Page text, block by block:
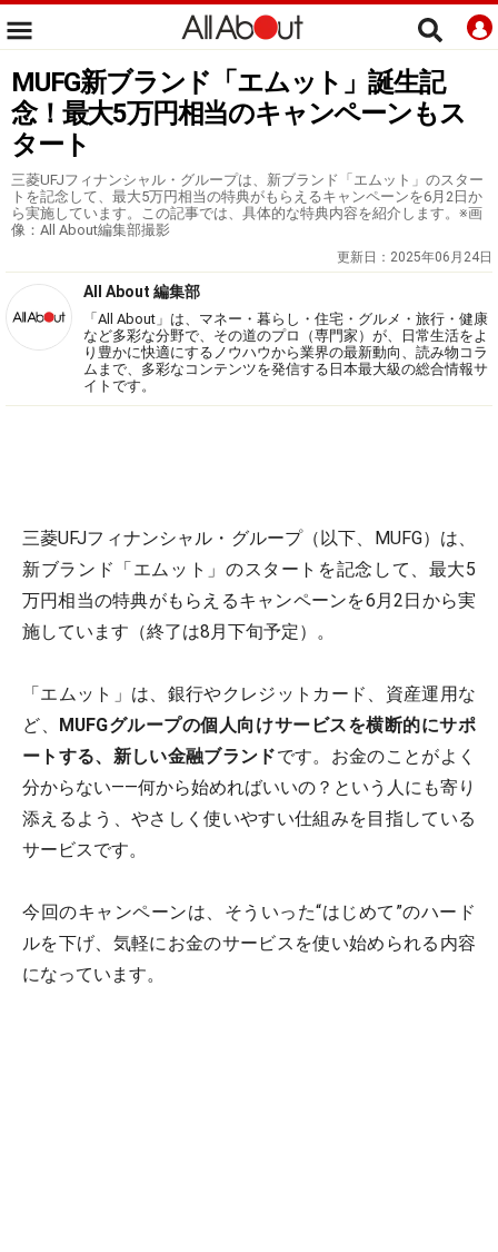
MUFG新ブランド「エムット」誕生記
念！最大5万円相当のキャンペーンもス
タート
三菱UFJフィナンシャル・グループは、新ブランド「エムット」のスター
トを記念して、最大5万円相当の特典がもらえるキャンペーンを6月2日か
ら実施しています。この記事では、具体的な特典内容を紹介します。※画
像：All About編集部撮影
更新日： 2025年06月24日
All About 編集部
「All About」は、マネー・暮らし・住宅・グルメ・旅行・健康
など多彩な分野で、その道のプロ（専門家）が、日常生活をよ
り豊かに快適にするノウハウから業界の最新動向、読み物コラ
ムまで、多彩なコンテンツを発信する日本最大級の総合情報サ
イトです。
三菱UFJフィナンシャル・グループ（以下、MUFG）は、
新ブランド「エムット」のスタートを記念して、最大5
万円相当の特典がもらえるキャンペーンを6月2日から実
施しています（終了は8月下旬予定）。
「エムット」は、銀行やクレジットカード、資産運用な
ど、 MUFGグループの個人向けサービスを横断的にサポ
ートする、新しい金融ブランドです。お金のことがよく
分からない――何から始めればいいの？という人にも寄り
添えるよう、やさしく使いやすい仕組みを目指している
サービスです。
今回のキャンペーンは、そういった“はじめて”のハード
ルを下げ、気軽にお金のサービスを使い始められる内容
になっています。